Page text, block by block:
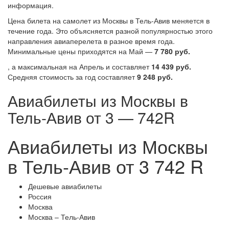
информация.
Цена билета на самолет из Москвы в Тель-Авив меняется в
течение года. Это объясняется разной популярностью этого
направления авиаперелета в разное время года.
Минимальные цены приходятся на Май — 7 780 руб.
, а максимальная на Апрель и составляет 14 439 руб.
Средняя стоимость за год составляет9 248 руб.
Авиабилеты из Москвы в
Тель-Авив от 3 — 742R
Авиабилеты из Москвы
в Тель-Авив от 3 742 R
Дешевые авиабилеты
Россия
Москва
Москва – Тель-Авив